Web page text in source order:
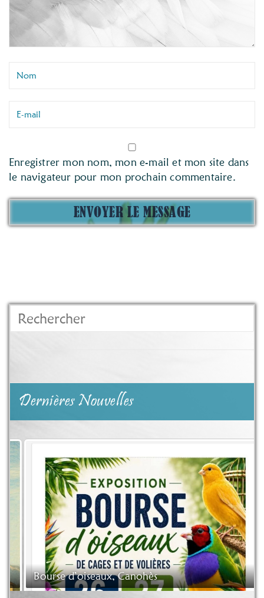
Enregistrer mon nom, mon e-mail et mon site dans
le navigateur pour mon prochain commentaire.
Rechercher
Dernières Nouvelles
Bourse d’oiseaux, Canohès